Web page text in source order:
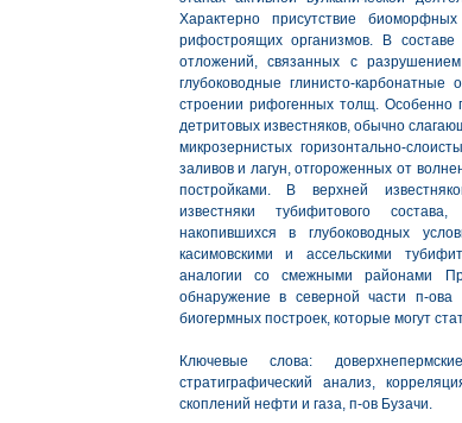
Характерно присутствие
рифостроящих организмов. В
отложений, связанных с
глубоководные глинисто-
строении рифогенных толщ. Особенно
детритовых известняков, обычно
микрозернистых горизонтально-
заливов и лагун, отгороженных от
постройками. В верхней
известняки тубифитового
накопившихся в глубоководных
касимовскими и ассельскими
аналогии со смежными районами
обнаружение в северной части п-
биогермных построек, которые могут
Ключевые слова:
стратиграфический анализ,
скоплений нефти и газа, п-ов Бузачи.